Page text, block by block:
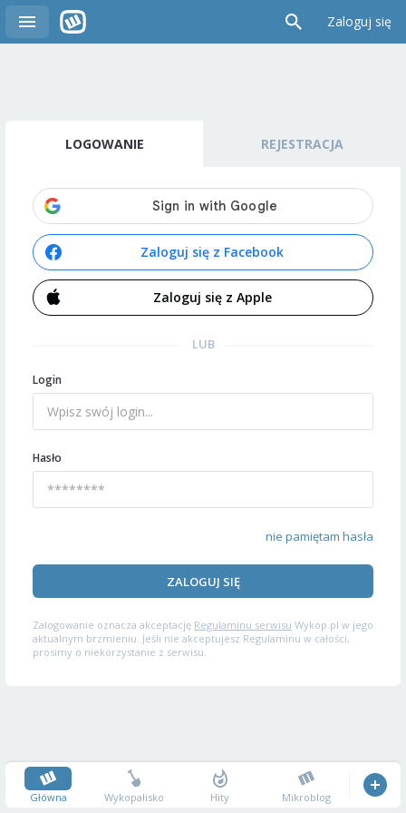
Zaloguj się
LOGOWANIE REJESTRACJA
Zaloguj się z Facebook
Zaloguj się z Apple
LUB
Login
Hasło
nie pamiętam hasła
ZALOGUJ SIĘ
Zalogowanie oznacza akceptację Regulaminu serwisu Wykop.pl w jego
aktualnym brzmieniu. Jeśli nie akceptujesz Regulaminu w całości,
prosimy o niekorzystanie z serwisu.
Główna Wykopalisko Hity Mikroblog